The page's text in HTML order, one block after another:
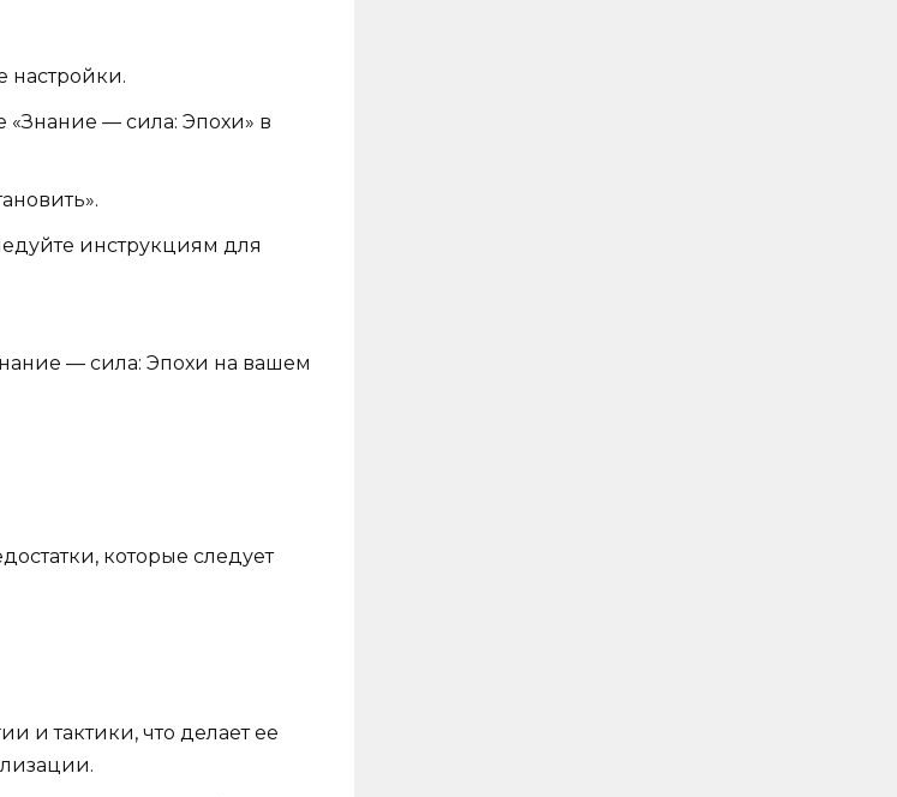
настройки.
«Знание — сила: Эпохи» в
инструкциям для
— сила: Эпохи на вашем
которые следует
и тактики, что делает ее